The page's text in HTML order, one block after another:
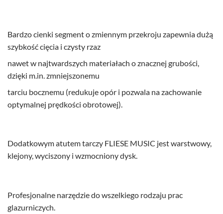
Bardzo cienki segment o zmiennym przekroju zapewnia dużą
szybkość cięcia i czysty rzaz
nawet w najtwardszych materiałach o znacznej grubości,
dzięki m.in. zmniejszonemu
tarciu bocznemu (redukuje opór i pozwala na zachowanie
optymalnej prędkości obrotowej).
Dodatkowym atutem tarczy FLIESE MUSIC jest warstwowy,
klejony, wyciszony i wzmocniony dysk.
Profesjonalne narzędzie do wszelkiego rodzaju prac
glazurniczych.